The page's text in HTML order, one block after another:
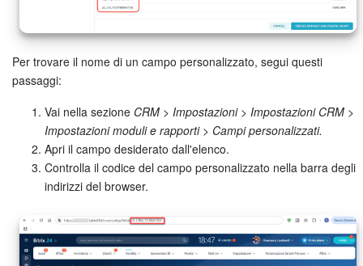
Per trovare il nome di un campo personalizzato, segui questi
passaggi:
Vai nella sezione CRM > Impostazioni > Impostazioni CRM >
Impostazioni moduli e rapporti > Campi personalizzati.
Apri il campo desiderato dall'elenco.
Controlla il codice del campo personalizzato nella barra degli
indirizzi del browser.